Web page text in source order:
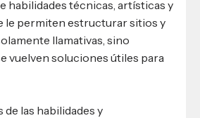
habilidades técnicas, artísticas y
le permiten estructurar sitios y
llamativas, sino
vuelven soluciones útiles para
de las habilidades y